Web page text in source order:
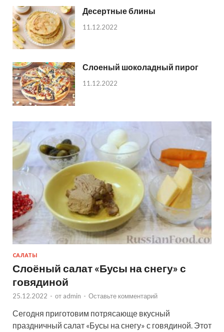
Десертные блины
11.12.2022
Слоеный шоколадный пирог
11.12.2022
САЛАТЫ
Слоёный салат «Бусы на снегу» с
говядиной
25.12.2022 - от admin - Оставьте комментарий
Сегодня приготовим потрясающе вкусный
праздничный салат «Бусы на снегу» с говядиной. Этот